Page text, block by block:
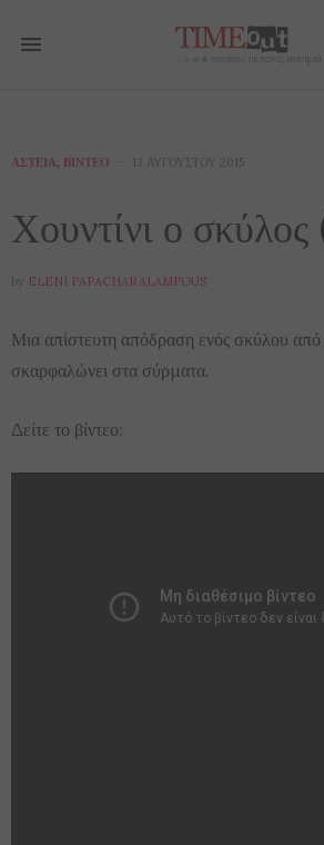
ΑΣΤΕΊΑ, ΒΊΝΤΕΟ 13 ΑΥΓΟΎΣΤΟΥ 2015
Χουντίνι ο σκύλος
by ELENI PAPACHARALAMPOUS
Μια απίστευτη απόδραση ενός σκύλου
σκαρφαλώνει στα σύρματα.
Δείτε το βίντεο: